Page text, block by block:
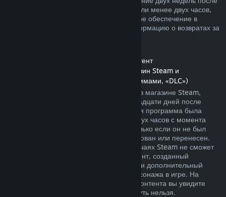
покупки за продукты, в которых вы провели менее двух часов,
распространяется на игры и программное обеспечение в
магазине Steam. Далее вы найдете информацию о возвратах за
Возврат средств за дополнительный контент
(контент, распространяемый через магазин Steam и
используемый другими играми и программами, «DLC»)
За дополнительный контент, купленный в магазине Steam,
можно вернуть деньги в течение четырнадцати дней после
покупки, если соответствующая основная программа была
использована в течение не более чем двух часов с момента
покупки дополнительного контента, и только если он не был
безвозвратно израсходован, модифицирован или перенесен.
Пожалуйста, учтите, что в некоторых случаях Steam не сможет
вернуть деньги за дополнительный контент, созданный
сторонними компаниями, например, если дополнительный
контент навсегда повышает уровень персонажа в игре. На
страницах подобного дополнительного контента вы увидите
уведомление, что средства за него вернуть нельзя.